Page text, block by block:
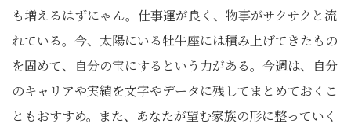
も増えるはずにゃん。仕事運が良く、物事がサクサクと流
れている。今、太陽にいる牡牛座には積み上げてきたもの
を固めて、自分の宝にするという力がある。今週は、自分
のキャリアや実績を文字やデータに残してまとめておくこ
ともおすすめ。また、あなたが望む家族の形に整っていく